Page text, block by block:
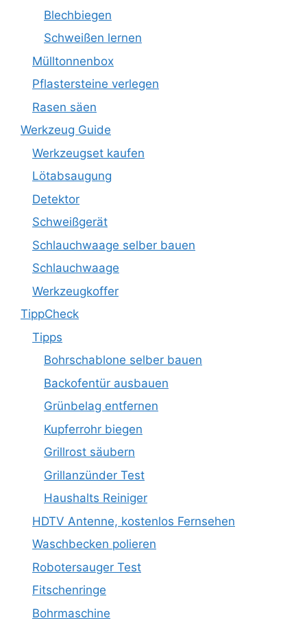
Blechbiegen
Schweißen lernen
Mülltonnenbox
Pflastersteine verlegen
Rasen säen
Werkzeug Guide
Werkzeugset kaufen
Lötabsaugung
Detektor
Schweißgerät
Schlauchwaage selber bauen
Schlauchwaage
Werkzeugkoffer
TippCheck
Tipps
Bohrschablone selber bauen
Backofentür ausbauen
Grünbelag entfernen
Kupferrohr biegen
Grillrost säubern
Grillanzünder Test
Haushalts Reiniger
HDTV Antenne, kostenlos Fernsehen
Waschbecken polieren
Robotersauger Test
Fitschenringe
Bohrmaschine